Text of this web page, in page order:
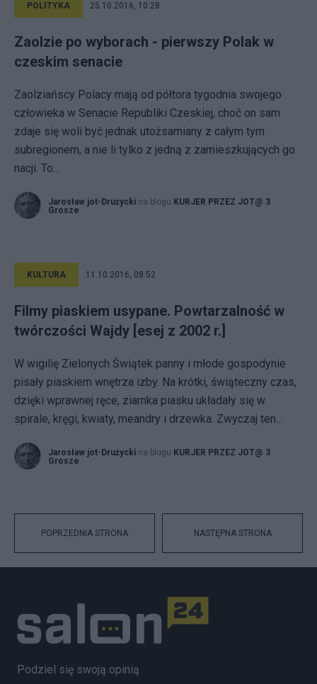
POLITYKA 25.10.2016, 10:28
Zaolzie po wyborach - pierwszy Polak w
czeskim senacie
Zaolziańscy Polacy mają od półtora tygodnia swojego
człowieka w Senacie Republiki Czeskiej, choć on sam
zdaje się woli być jednak utożsamiany z całym tym
subregionem, a nie li tylko z jedną z zamieszkujących go
nacji. To...
Jarosław jot-Drużycki na blogu KURJER PRZEZ JOT@ 3
Grosze
KULTURA 11.10.2016, 08:52
Filmy piaskiem usypane. Powtarzalność w
twórczości Wajdy [esej z 2002 r.]
W wigilię Zielonych Świątek panny i młode gospodynie
pisały piaskiem wnętrza izby. Na krótki, świąteczny czas,
dzięki wprawnej ręce, ziarnka piasku układały się w
spirale, kręgi, kwiaty, meandry i drzewka. Zwyczaj ten...
Jarosław jot-Drużycki na blogu KURJER PRZEZ JOT@ 3
Grosze
POPRZEDNIA STRONA NASTĘPNA STRONA
Podziel się swoją opinią